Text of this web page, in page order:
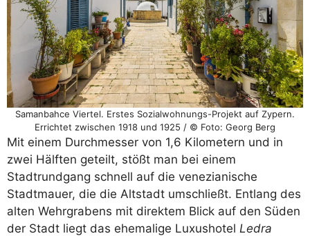
Samanbahce Viertel. Erstes Sozialwohnungs-Projekt auf Zypern.
Errichtet zwischen 1918 und 1925 / © Foto: Georg Berg
Mit einem Durchmesser von 1,6 Kilometern und in
zwei Hälften geteilt, stößt man bei einem
Stadtrundgang schnell auf die venezianische
Stadtmauer, die die Altstadt umschließt. Entlang des
alten Wehrgrabens mit direktem Blick auf den Süden
der Stadt liegt das ehemalige Luxushotel Ledra